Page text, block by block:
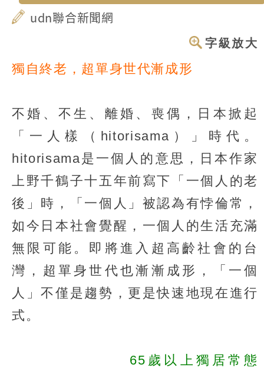
udn聯合新聞網
字級放大
獨自終老，超單身世代漸成形
不婚、不生、離婚、喪偶，日本掀起
「一人樣（hitorisama）」時代。
hitorisama是一個人的意思，日本作家
上野千鶴子十五年前寫下「一個人的老
後」時，「一個人」被認為有悖倫常，
如今日本社會覺醒，一個人的生活充滿
無限可能。即將進入超高齡社會的台
灣，超單身世代也漸漸成形，「一個
人」不僅是趨勢，更是快速地現在進行
式。
65歲以上獨居常態